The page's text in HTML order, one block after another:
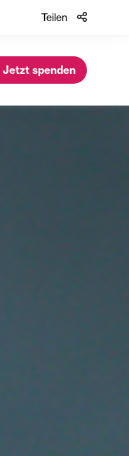
Teilen
Jetzt spenden